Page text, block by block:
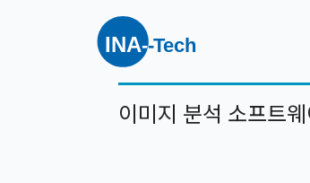
이미지 분석 소프트